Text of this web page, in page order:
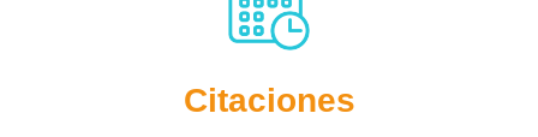
Citaciones